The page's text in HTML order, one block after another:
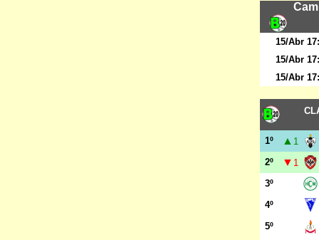
15/Abr
15/Abr
15/Abr
1º ▲ 1
2º
▼ 1
3º
4º
5º